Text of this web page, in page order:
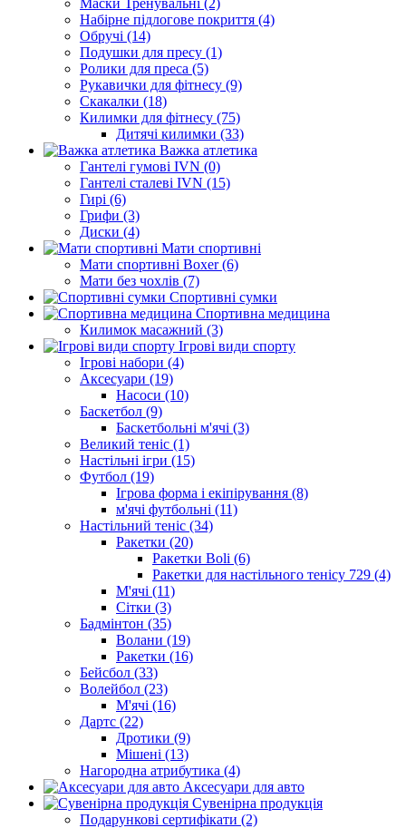
Маски Тренувальні (2)
Набірне підлогове покриття (4)
Обручі (14)
Подушки для пресу (1)
Ролики для преса (5)
Рукавички для фітнесу (9)
Скакалки (18)
Килимки для фітнесу (75)
Дитячі килимки (33)
Важка атлетика
Гантелі гумові IVN (0)
Гантелі сталеві IVN (15)
Гирі (6)
Грифи (3)
Диски (4)
Мати спортивні
Мати спортивні Boxer (6)
Мати без чохлів (7)
Спортивні сумки
Спортивна медицина
Килимок масажний (3)
Ігрові види спорту
Ігрові набори (4)
Аксесуари (19)
Насоси (10)
Баскетбол (9)
Баскетбольні м'ячі (3)
Великий теніс (1)
Настільні ігри (15)
Футбол (19)
Ігрова форма і екіпірування (8)
м'ячі футбольні (11)
Настільний теніс (34)
Ракетки (20)
Ракетки Boli (6)
Ракетки для настільного тенісу 729 (4)
М'ячі (11)
Сітки (3)
Бадмінтон (35)
Волани (19)
Ракетки (16)
Бейсбол (33)
Волейбол (23)
М'ячі (16)
Дартс (22)
Дротики (9)
Мішені (13)
Нагородна атрибутика (4)
Аксесуари для авто
Сувенірна продукція
Подарункові сертифікати (2)